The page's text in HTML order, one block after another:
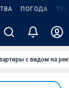
ПОГОДА
с видом на